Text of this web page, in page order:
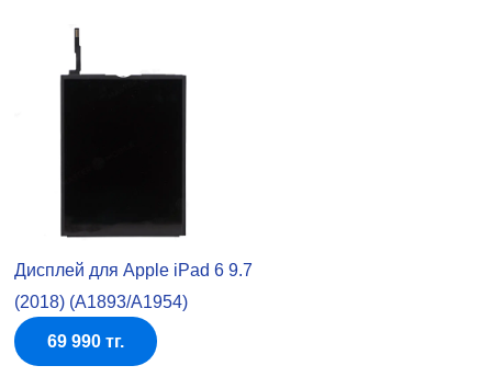
Дисплей для Apple iPad 6 9.7
(2018) (A1893/A1954)
69 990 тг.